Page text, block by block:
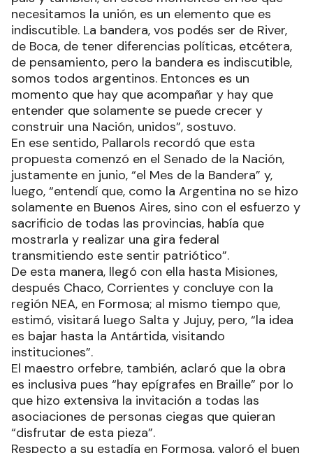
necesitamos la unión, es un elemento que es
indiscutible. La bandera, vos podés ser de River,
de Boca, de tener diferencias políticas, etcétera,
de pensamiento, pero la bandera es indiscutible,
somos todos argentinos. Entonces es un
momento que hay que acompañar y hay que
entender que solamente se puede crecer y
construir una Nación, unidos”, sostuvo.
En ese sentido, Pallarols recordó que esta
propuesta comenzó en el Senado de la Nación,
justamente en junio, “el Mes de la Bandera” y,
luego, “entendí que, como la Argentina no se hizo
solamente en Buenos Aires, sino con el esfuerzo y
sacrificio de todas las provincias, había que
mostrarla y realizar una gira federal
transmitiendo este sentir patriótico”.
De esta manera, llegó con ella hasta Misiones,
después Chaco, Corrientes y concluye con la
región NEA, en Formosa; al mismo tiempo que,
estimó, visitará luego Salta y Jujuy, pero, “la idea
es bajar hasta la Antártida, visitando
instituciones”.
El maestro orfebre, también, aclaró que la obra
es inclusiva pues “hay epígrafes en Braille” por lo
que hizo extensiva la invitación a todas las
asociaciones de personas ciegas que quieran
“disfrutar de esta pieza”.
Respecto a su estadía en Formosa, valoró el buen